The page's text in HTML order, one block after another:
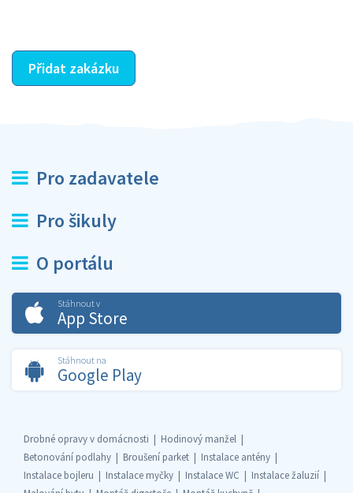
Přidat zakázku
Pro zadavatele
Pro šikuly
O portálu
Stáhnout v
App Store
Stáhnout na
Google Play
Drobné opravy v domácnosti
Hodinový manžel
Betonování podlahy
Broušení parket
Instalace antény
Instalace bojleru
Instalace myčky Instalace WC
Instalace žaluzií